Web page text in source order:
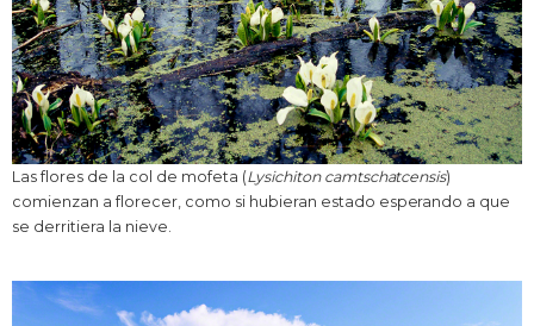
Las flores de la col de mofeta (Lysichiton camtschatcensis)
comienzan a florecer, como si hubieran estado esperando a que
se derritiera la nieve.